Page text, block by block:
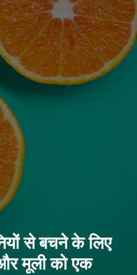
से बचने के लिए
मूली को एक